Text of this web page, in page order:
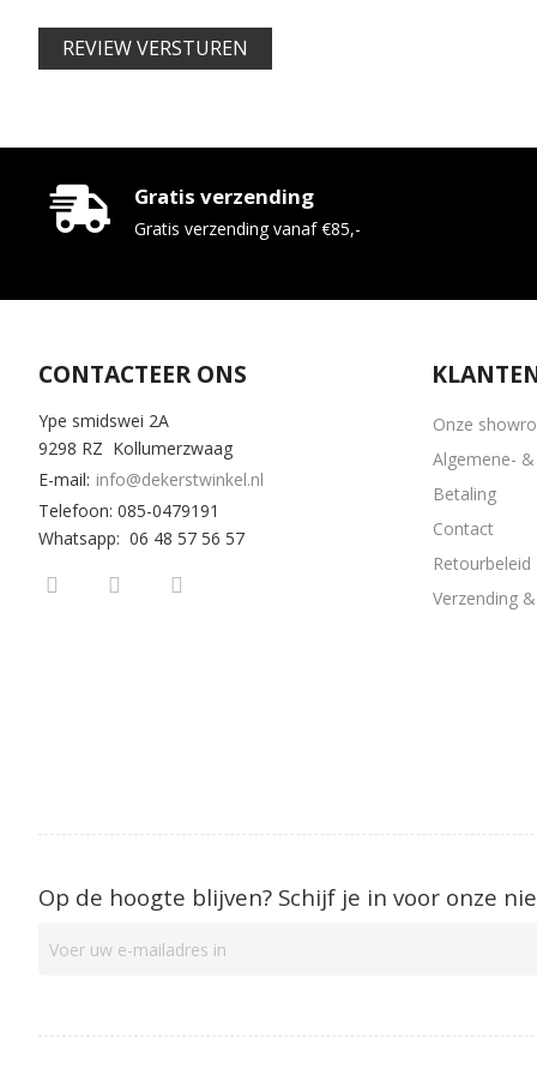
REVIEW VERSTUREN
Gratis verzending
Gratis verzending vanaf €85,-
CONTACTEER ONS
Ype smidswei 2A
9298 RZ Kollumerzwaag
E-mail: info@dekerstwinkel.nl
Telefoon: 085-0479191
Whatsapp: 06 48 57 56 57
Onze
Algemene-
Betaling
Contact
Retourbeleid
Verzending
Op de hoogte blijven? Schijf je in voor onze